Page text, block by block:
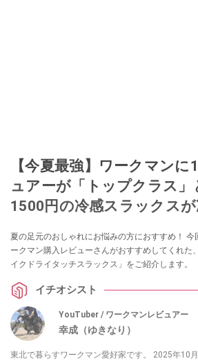
【今夏最強】ワークマン
ュアーが「トップクラス」
1500円の冷感スラックス
夏の足元のおしゃれにお悩みの方におすすめ！ 今
ークマン購入レビューさんがおすすめしてくれた
イクドライタッチスラックス」をご紹介します。
イチオシスト
YouTuber / ワークマンレビュアー
幸成（ゆきなり）
東北で暮らすワークマン愛好家です。 2025年10